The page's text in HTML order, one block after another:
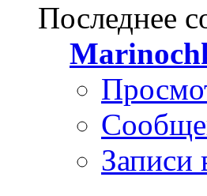
Последнее
Записи